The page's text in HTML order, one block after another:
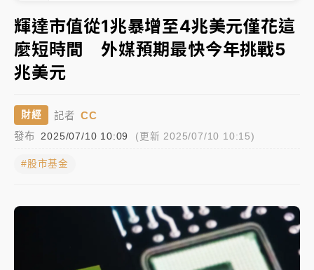
故宮《龍藏經》特展第2檔！今線上預約開賣一度塞車
周六起展出延長至晚上7時
台東農業處長涉圖利渡假村！東檢抗告成功 今重開羈
押庭
父親節泡湯了！中颱白海豚雨彈轟3天 「紅到發紫」降
雨熱區曝
女律師陳昱瑄詐慈濟10億！黃金158kg遭查扣畫面曝光
旅局回應了
中信慈善基金會想增加董事人數！辜仲諒向法院聲請遭
▼
輝達市值從1兆暴增至4兆美元僅花這
麼短時間 外媒預期最快今年挑戰5
兆美元
財經 記者 CC
發布 2025/07/10 10:09 (更新 2025/07/10 10:15)
#股市基金